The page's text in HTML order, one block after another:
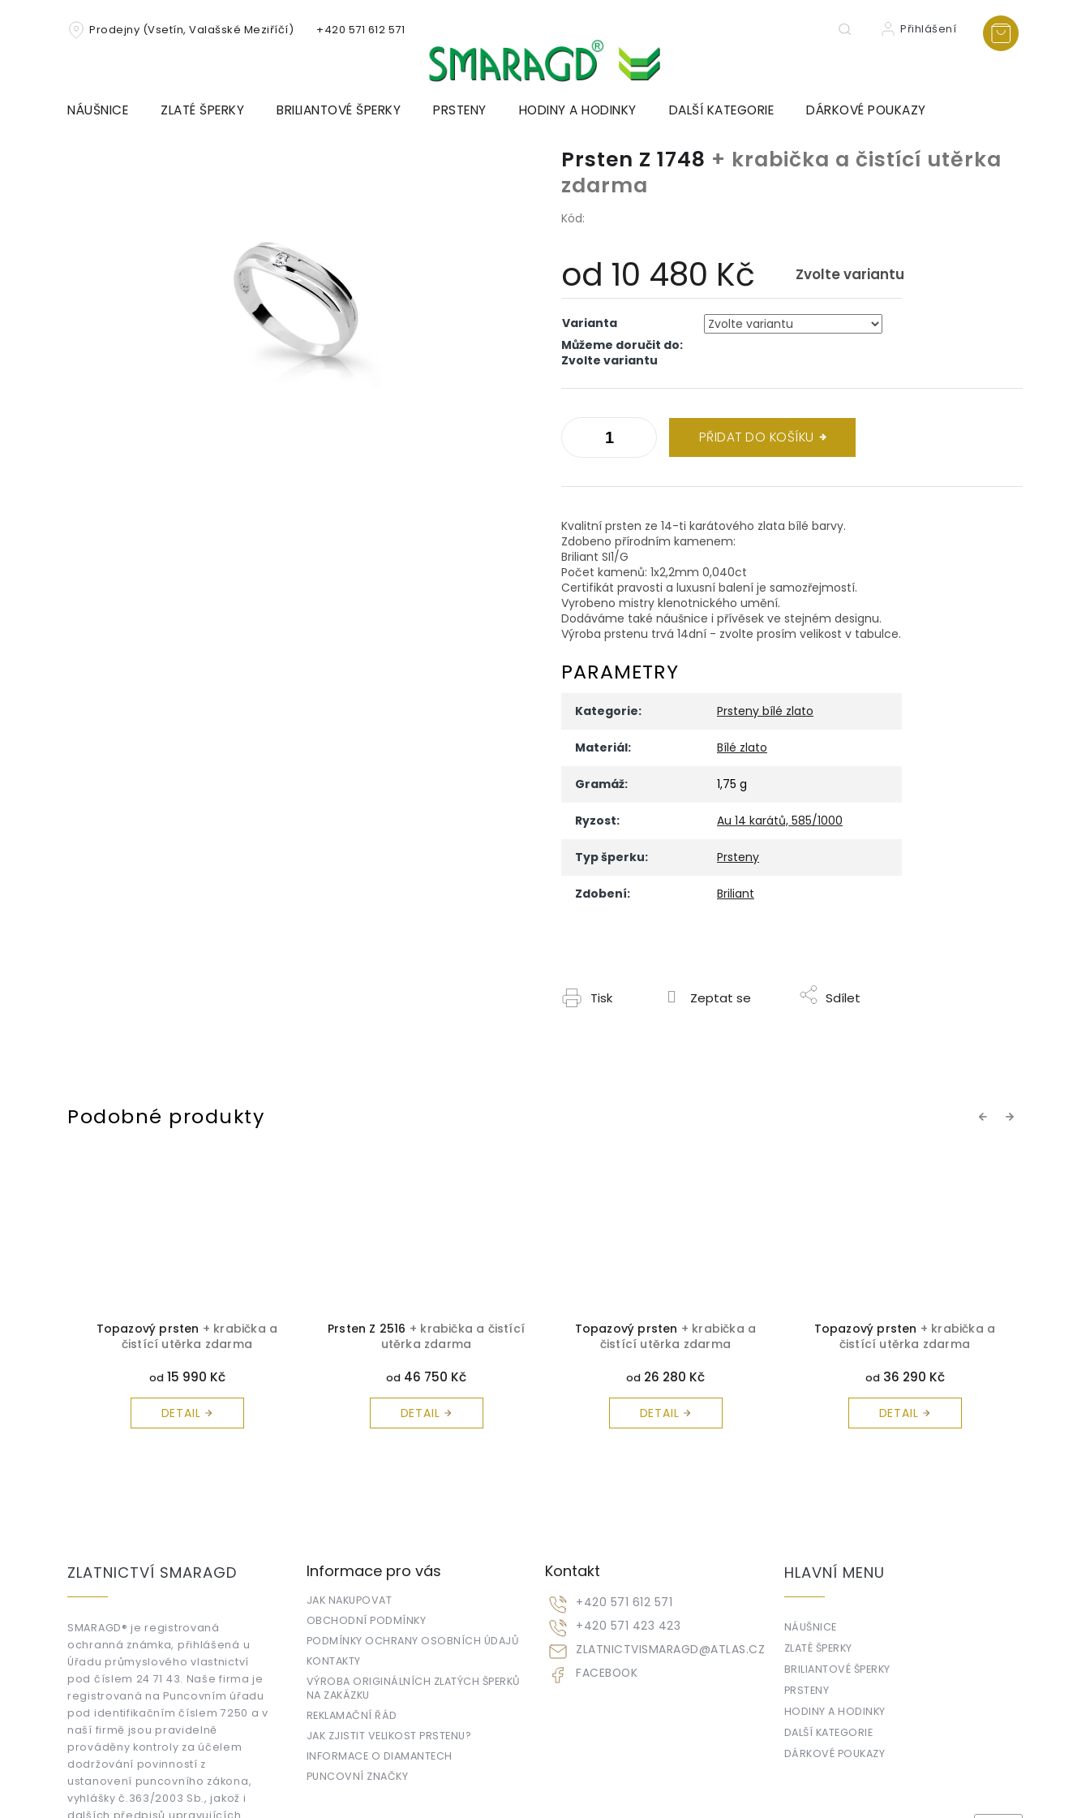
Prodejny (Vsetín, Valašské Meziříčí) +420 571 612 571 Přihlášení
NÁUŠNICE ZLATÉ ŠPERKY BRILIANTOVÉ ŠPERKY PRSTENY HODINY A HODINKY DALŠÍ KATEGORIE DÁRKOVÉ POUKAZY
Prsten Z 1748 + krabička a čistící utěrka
zdarma
Kód:
od 10 480 Kč Zvolte variantu
cena:
Varianta
Můžeme doručit do:
Zvolte variantu
PŘIDAT DO KOŠÍKU
Kvalitní prsten ze 14-ti karátového zlata bílé barvy.
Zdobeno přírodním kamenem:
Briliant SI1/G
Počet kamenů: 1x2,2mm 0,040ct
Certifikát pravosti a luxusní balení je samozřejmostí.
Vyrobeno mistry klenotnického umění.
Dodáváme také náušnice i přívěsek ve stejném designu.
Výroba prstenu trvá 14dní - zvolte prosím velikost v tabulce.
PARAMETRY
Kategorie: Prsteny bílé zlato
Materiál: Bílé zlato
Gramáž: 1,75 g
Ryzost: Au 14 karátů, 585/1000
Typ šperku: Prsteny
Zdobení: Briliant
Tisk Zeptat se Sdílet
Previous
Topazový prsten + krabička a
čistící utěrka zdarma
od15 990 Kč
DETAIL
Prsten Z 2516 + krabička a čistící
utěrka zdarma
od 46 750 Kč
DETAIL
Topazový prsten + krabička a
čistící utěrka zdarma
od 26 280 Kč
DETAIL
Topazový prsten + krabička a
čistící utěrka zdarma
od36 290 Kč
DETAIL
Next
ZLATNICTVÍ SMARAGD
SMARAGD® je registrovaná
ochranná známka, přihlášená u
Úřadu průmyslového vlastnictví
pod číslem 24 71 43. Naše firma je
registrovaná na Puncovním úřadu
pod identifikačním číslem 7250 a v
naší firmě jsou pravidelně
prováděny kontroly za účelem
dodržování povinností z
ustanovení puncovního zákona,
vyhlášky č.363/2003 Sb., jakož i
Informace pro vás
JAK NAKUPOVAT
OBCHODNÍ PODMÍNKY
PODMÍNKY OCHRANY OSOBNÍCH ÚDAJŮ
KONTAKTY
VÝROBA ORIGINÁLNÍCH ZLATÝCH ŠPERKŮ
NA ZAKÁZKU
REKLAMAČNÍ ŘÁD
JAK ZJISTIT VELIKOST PRSTENU?
INFORMACE O DIAMANTECH
PUNCOVNÍ ZNAČKY
Kontakt
ZLATNICTVISMARAGD@ATLAS.CZ
+420 571 612 571
+420 571 423 423
FACEBOOK
HLAVNÍ MENU
NÁUŠNICE
ZLATÉ ŠPERKY
BRILIANTOVÉ ŠPERKY
PRSTENY
HODINY A HODINKY
DALŠÍ KATEGORIE
DÁRKOVÉ POUKAZY